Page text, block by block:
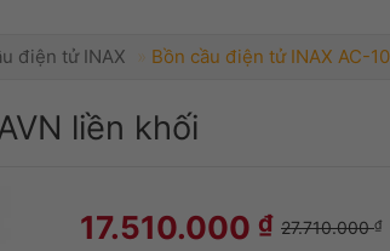
điện tử INAX » Bồn cầu điện tử INAX AC-
liền khối
17.510.000 ₫ 27.710.000₫